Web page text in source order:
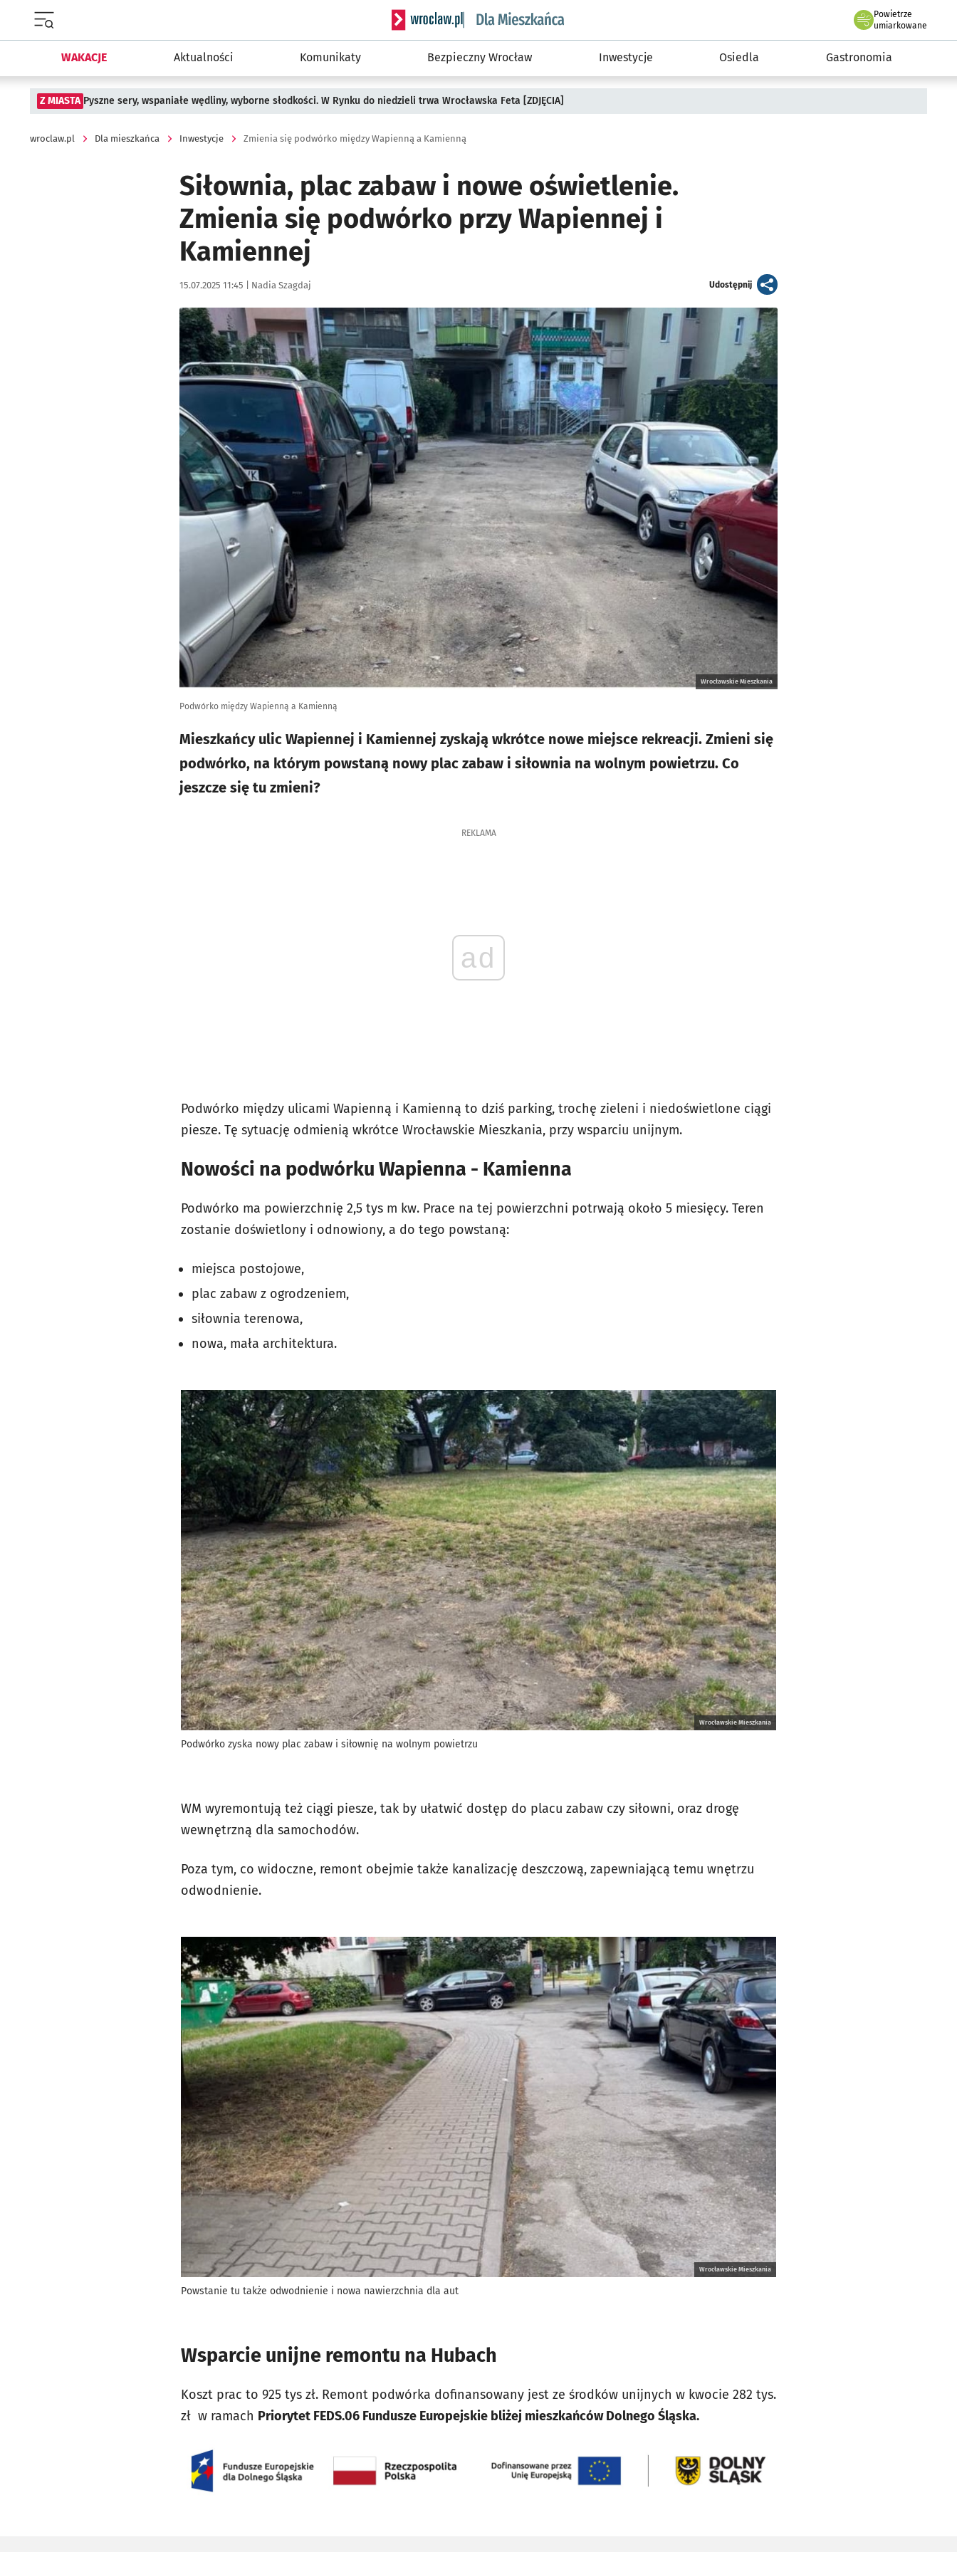
Serwis informacyjny wroclaw.pl podserwis: Dla mieszkańca
Powietrze
we Wrocławiu
umiarkowane
WAKACJE Aktualności Komunikaty Bezpieczny Wrocław Inwestycje Osiedla Gastronomia
Z MIASTA Pyszne sery, wspaniałe wędliny, wyborne słodkości. W Rynku do niedzieli trwa Wrocławska Feta [ZDJĘCIA]
wroclaw.pl Dla mieszkańca Inwestycje Zmienia się podwórko między Wapienną a Kamienną
Siłownia, plac zabaw i nowe oświetlenie.
Zmienia się podwórko przy Wapiennej i
Kamiennej
Data publikacji:
15.07.2025 11:45 | Autor:
Nadia Szagdaj Udostępnijartykuł
Kliknij, aby powiększyć
Wrocławskie Mieszkania
Podwórko między Wapienną a Kamienną
Mieszkańcy ulic Wapiennej i Kamiennej zyskają wkrótce nowe miejsce rekreacji. Zmieni się
podwórko, na którym powstaną nowy plac zabaw i siłownia na wolnym powietrzu. Co
jeszcze się tu zmieni?
REKLAMA
ad
Podwórko między ulicami Wapienną i Kamienną to dziś parking, trochę zieleni i niedoświetlone ciągi
piesze. Tę sytuację odmienią wkrótce Wrocławskie Mieszkania, przy wsparciu unijnym.
Nowości na podwórku Wapienna - Kamienna
Podwórko ma powierzchnię 2,5 tys m kw. Prace na tej powierzchni potrwają około 5 miesięcy. Teren
zostanie doświetlony i odnowiony, a do tego powstaną:
miejsca postojowe,
plac zabaw z ogrodzeniem,
siłownia terenowa,
nowa, mała architektura.
Wrocławskie Mieszkania
Podwórko zyska nowy plac zabaw i siłownię na wolnym powietrzu
WM wyremontują też ciągi piesze, tak by ułatwić dostęp do placu zabaw czy siłowni, oraz drogę
wewnętrzną dla samochodów.
Poza tym, co widoczne, remont obejmie także kanalizację deszczową, zapewniającą temu wnętrzu
odwodnienie.
Wrocławskie Mieszkania
Powstanie tu także odwodnienie i nowa nawierzchnia dla aut
Wsparcie unijne remontu na Hubach
Koszt prac to 925 tys zł. Remont podwórka dofinansowany jest ze środków unijnych w kwocie 282 tys.
zł w ramach Priorytet FEDS.06 Fundusze Europejskie bliżej mieszkańców Dolnego Śląska.